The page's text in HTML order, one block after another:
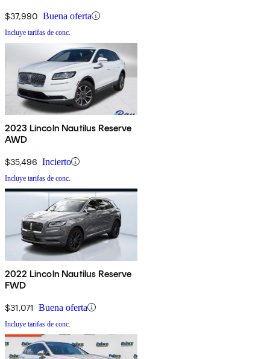
$37,990 Buena oferta
Incluye tarifas de conc.
2023 Lincoln Nautilus Reserve
AWD
$35,496 Incierto
Incluye tarifas de conc.
2022 Lincoln Nautilus Reserve
FWD
$31,071 Buena oferta
Incluye tarifas de conc.